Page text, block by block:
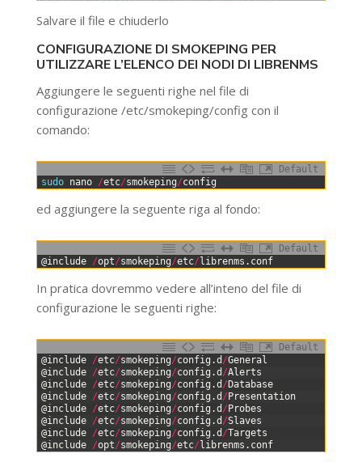
Salvare il file e chiuderlo
CONFIGURAZIONE DI SMOKEPING PER
UTILIZZARE L’ELENCO DEI NODI DI LIBRENMS
Aggiungere le seguenti righe nel file di
configurazione /etc/smokeping/config con il
comando:
Default
sudo nano /etc/smokeping/config
ed aggiungere la seguente riga al fondo:
Default
@include /opt/smokeping/etc/librenms . conf
In pratica dovremmo vedere all’inteno del file di
configurazione le seguenti righe:
Default
@include /etc/smokeping/config .d /General
@include /etc/smokeping/config .d /Alerts
@include /etc/smokeping/config .d /Database
@include /etc/smokeping/config .d /Presentation
@include /etc/smokeping/config .d /Probes
@include /etc/smokeping/config .d /Slaves
@include /etc/smokeping/config .d /Targets
@include /opt/smokeping/etc/librenms . conf